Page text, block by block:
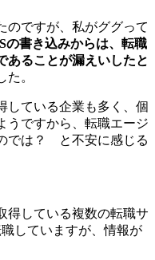
のですが、私がググって
の書き込みからは、転職
あることが漏えいしたと
た。
している企業も多く、個
うですから、転職エージ
では？ と不安に感じる
得している複数の転職サ
していますが、情報が